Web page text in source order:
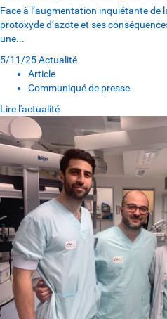
Face à l’augmentation inquiétante
protoxyde d’azote et ses
une...
5/11/25Actualité
Article
Communiqué de presse
Lire l'actualité